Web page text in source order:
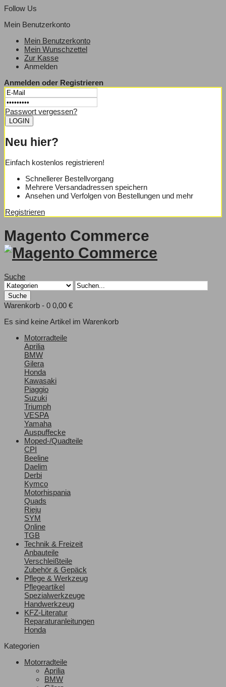
Follow Us
Mein Benutzerkonto
Mein Benutzerkonto
Mein Wunschzettel
Zur Kasse
Anmelden
Anmelden oder Registrieren
Passwort vergessen?
Neu hier?
Einfach kostenlos registrieren!
Schnellerer Bestellvorgang
Mehrere Versandadressen speichern
Ansehen und Verfolgen von Bestellungen und mehr
Registrieren
Magento Commerce
Suche
Suche
Warenkorb - 0 0,00 €
Es sind keine Artikel im Warenkorb
Motorradteile
Aprilia
BMW
Gilera
Honda
Kawasaki
Piaggio
Suzuki
Triumph
VESPA
Yamaha
Auspuffecke
Moped-/Quadteile
CPI
Beeline
Daelim
Derbi
Kymco
Motorhispania
Quads
Rieju
SYM
Online
TGB
Technik & Freizeit
Anbauteile
Verschleißteile
Zubehör & Gepäck
Pflege & Werkzeug
Pflegeartikel
Spezialwerkzeuge
Handwerkzeug
KFZ-Literatur
Reparaturanleitungen
Honda
Kategorien
Motorradteile
Aprilia
BMW